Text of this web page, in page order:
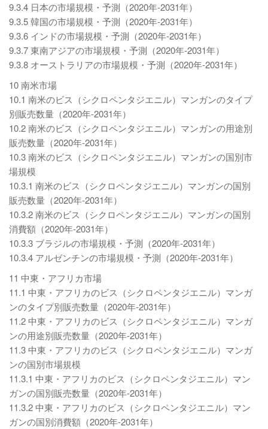
9.3.4 日本の市場規模・予測（2020年-2031年）
9.3.5 韓国の市場規模・予測（2020年-2031年）
9.3.6 インドの市場規模・予測（2020年-2031年）
9.3.7 東南アジアの市場規模・予測（2020年-2031年）
9.3.8 オーストラリアの市場規模・予測（2020年-2031年）
10 南米市場
10.1 南米のビス（シクロペンタジエニル）マンガンのタイプ
別販売数量（2020年-2031年）
10.2 南米のビス（シクロペンタジエニル）マンガンの用途別
販売数量（2020年-2031年）
10.3 南米のビス（シクロペンタジエニル）マンガンの国別市
場規模
10.3.1 南米のビス（シクロペンタジエニル）マンガンの国別
販売数量（2020年-2031年）
10.3.2 南米のビス（シクロペンタジエニル）マンガンの国別
消費額（2020年-2031年）
10.3.3 ブラジルの市場規模・予測（2020年-2031年）
10.3.4 アルゼンチンの市場規模・予測（2020年-2031年）
11 中東・アフリカ市場
11.1 中東・アフリカのビス（シクロペンタジエニル）マンガ
ンのタイプ別販売数量（2020年-2031年）
11.2 中東・アフリカのビス（シクロペンタジエニル）マンガ
ンの用途別販売数量（2020年-2031年）
11.3 中東・アフリカのビス（シクロペンタジエニル）マンガ
ンの国別市場規模
11.3.1 中東・アフリカのビス（シクロペンタジエニル）マン
ガンの国別販売数量（2020年-2031年）
11.3.2 中東・アフリカのビス（シクロペンタジエニル）マン
ガンの国別消費額（2020年-2031年）